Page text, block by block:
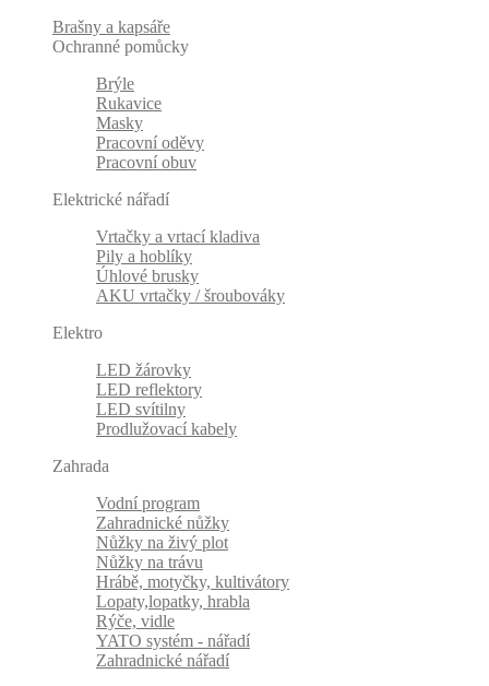
Brašny a kapsáře
Ochranné pomůcky
Brýle
Rukavice
Masky
Pracovní oděvy
Pracovní obuv
Elektrické nářadí
Vrtačky a vrtací kladiva
Pily a hoblíky
Úhlové brusky
AKU vrtačky / šroubováky
Elektro
LED žárovky
LED reflektory
LED svítilny
Prodlužovací kabely
Zahrada
Vodní program
Zahradnické nůžky
Nůžky na živý plot
Nůžky na trávu
Hrábě, motyčky, kultivátory
Lopaty,lopatky, hrabla
Rýče, vidle
YATO systém - nářadí
Zahradnické nářadí